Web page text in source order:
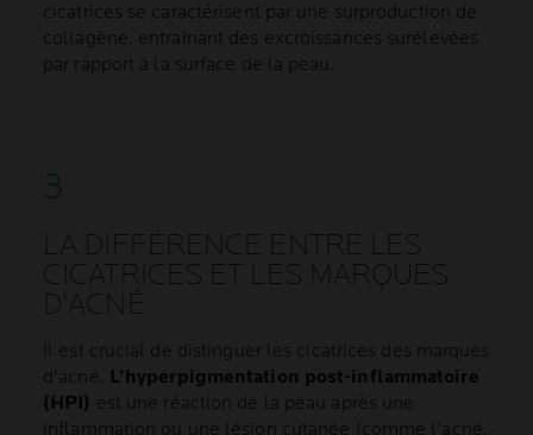
cicatrices se caractérisent par une surproduction de
collagène, entraînant des excroissances surélevées
par rapport à la surface de la peau.
LA DIFFÉRENCE ENTRE LES
CICATRICES ET LES MARQUES
D'ACNÉ
Il est crucial de distinguer les cicatrices des marques
d'acné.
L’hyperpigmentation post-inflammatoire
(HPI) est une réaction de la peau après une
inflammation ou une lésion cutanée (comme l’acné,